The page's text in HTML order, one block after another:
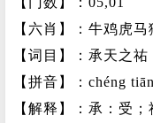
【六肖】：牛鸡虎马
【词目】：承天之祐
【拼音】：chéng
【解释】：承：受